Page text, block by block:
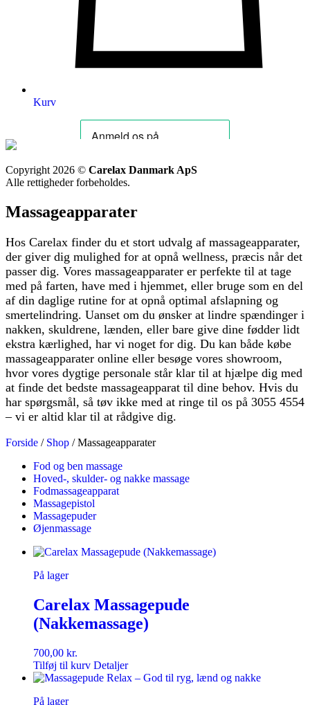
Kurv
Copyright 2026 © Carelax Danmark ApS
Alle rettigheder forbeholdes.
Massageapparater
Hos Carelax finder du et stort udvalg af massageapparater,
der giver dig mulighed for at opnå wellness, præcis når det
passer dig. Vores massageapparater er perfekte til at tage
med på farten, have med i hjemmet, eller bruge som en del
af din daglige rutine for at opnå optimal afslapning og
smertelindring. Uanset om du ønsker at lindre spændinger i
nakken, skuldrene, lænden, eller bare give dine fødder lidt
ekstra kærlighed, har vi noget for dig. Du kan både købe
massageapparater online eller besøge vores showroom,
hvor vores dygtige personale står klar til at hjælpe dig med
at finde det bedste massageapparat til dine behov. Hvis du
har spørgsmål, så tøv ikke med at ringe til os på 3055 4554
– vi er altid klar til at rådgive dig.
Forside / Shop / Massageapparater
Fod og ben massage
Hoved-, skulder- og nakke massage
Fodmassageapparat
Massagepistol
Massagepuder
Øjenmassage
På lager
Carelax Massagepude
(Nakkemassage)
700,00 kr.
Tilføj til kurv Detaljer
På lager